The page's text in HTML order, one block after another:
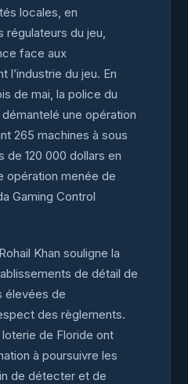
locales, en
du jeu,
face aux
l’industrie du jeu. En
de mai, la police du
une opération
265 machines à sous
de 120 000 dollars en
opération menée de
Gaming Control
Khan souligne la
de détail de
élevées de
des règlements.
de Floride ont
à poursuivre les
de détecter et de